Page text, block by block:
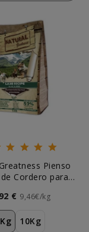
Pienso
Cordero para
€ 9,46€/kg
10Kg